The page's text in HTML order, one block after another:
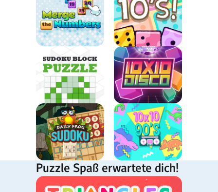
Puzzle Spaß erwartete dich!